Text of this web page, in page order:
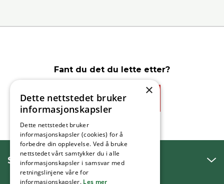
Fant du det du lette etter?
Ja
SNAKK MED OSS
×
Dette nettstedet bruker
informasjonskapsler
Dette nettstedet bruker
informasjonskapsler (cookies) for å
forbedre din opplevelse. Ved å bruke
nettstedet vårt samtykker du i alle
informasjonskapsler i samsvar med
retningslinjene våre for
informasjonskapsler. Les mer